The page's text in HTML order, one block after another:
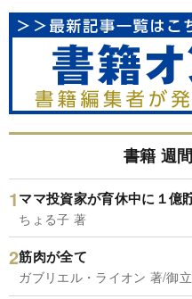
書籍 週
ママ投資家が育休中に１億
ちょる子 著
筋肉が全て
ガブリエル・ライオン 著/御